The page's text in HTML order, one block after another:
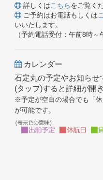
詳しくはこちらをご覧く
ご予約はお電話もしくは
いいたします。
（予約電話受付：午前8時～
カレンダー
石定丸の予定やお知らせ
(タップ)すると詳細が開き
※予定が空白の場合でも「
が可能です。